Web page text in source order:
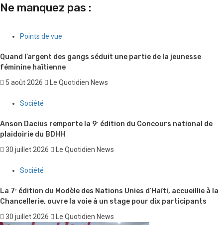
Ne manquez pas :
Points de vue
Quand l’argent des gangs séduit une partie de la jeunesse
féminine haïtienne
5 août 2026 Le Quotidien News
Société
Anson Dacius remporte la 9ᵉ édition du Concours national de
plaidoirie du BDHH
30 juillet 2026 Le Quotidien News
Société
La 7ᵉ édition du Modèle des Nations Unies d’Haïti, accueillie à la
Chancellerie, ouvre la voie à un stage pour dix participants
30 juillet 2026 Le Quotidien News